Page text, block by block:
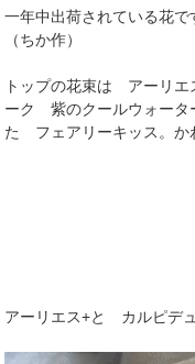
一年中出荷されている花
（ちか作）
トップの花束は アーリエ
ーク 紫のクールウォー
た フェアリーキッス。か
アーリエス+と カルピデ